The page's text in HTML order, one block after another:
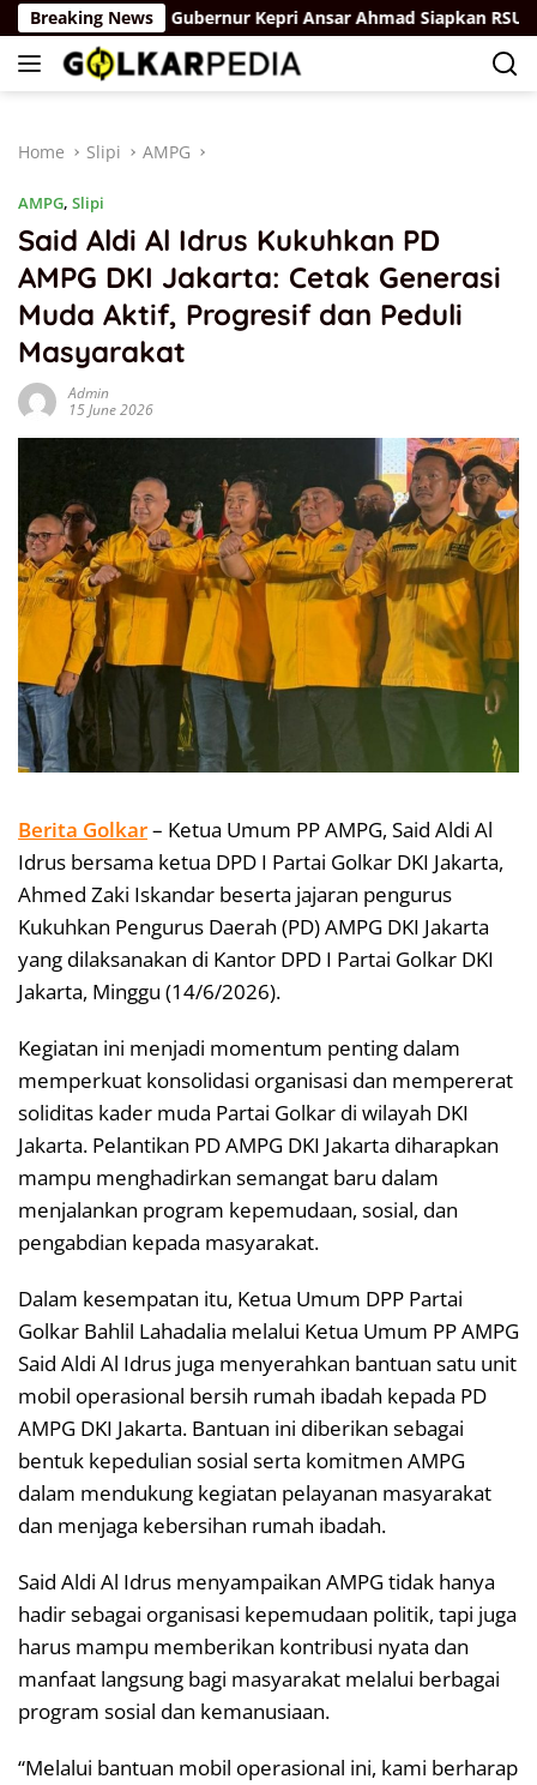
Skip
to
content
Breaking NewsGubernur Kepri Ansar Ahmad Siapkan RSUD
Home Slipi AMPG
AMPG, Slipi
Said Aldi Al Idrus Kukuhkan PD
AMPG DKI Jakarta: Cetak Generasi
Muda Aktif, Progresif dan Peduli
Masyarakat
Admin
15 June 2026
Berita Golkar– Ketua Umum PP AMPG, Said Aldi Al
Idrus bersama ketua DPD I Partai Golkar DKI Jakarta,
Ahmed Zaki Iskandar beserta jajaran pengurus
Kukuhkan Pengurus Daerah (PD) AMPG DKI Jakarta
yang dilaksanakan di Kantor DPD I Partai Golkar DKI
Jakarta, Minggu (14/6/2026).
Kegiatan ini menjadi momentum penting dalam
memperkuat konsolidasi organisasi dan mempererat
soliditas kader muda Partai Golkar di wilayah DKI
Jakarta. Pelantikan PD AMPG DKI Jakarta diharapkan
mampu menghadirkan semangat baru dalam
menjalankan program kepemudaan, sosial, dan
pengabdian kepada masyarakat.
Dalam kesempatan itu, Ketua Umum DPP Partai
Golkar Bahlil Lahadalia melalui Ketua Umum PP AMPG
Said Aldi Al Idrus juga menyerahkan bantuan satu unit
mobil operasional bersih rumah ibadah kepada PD
AMPG DKI Jakarta. Bantuan ini diberikan sebagai
bentuk kepedulian sosial serta komitmen AMPG
dalam mendukung kegiatan pelayanan masyarakat
dan menjaga kebersihan rumah ibadah.
Said Aldi Al Idrus menyampaikan AMPG tidak hanya
hadir sebagai organisasi kepemudaan politik, tapi juga
harus mampu memberikan kontribusi nyata dan
manfaat langsung bagi masyarakat melalui berbagai
program sosial dan kemanusiaan.
“Melalui bantuan mobil operasional ini, kami berharap